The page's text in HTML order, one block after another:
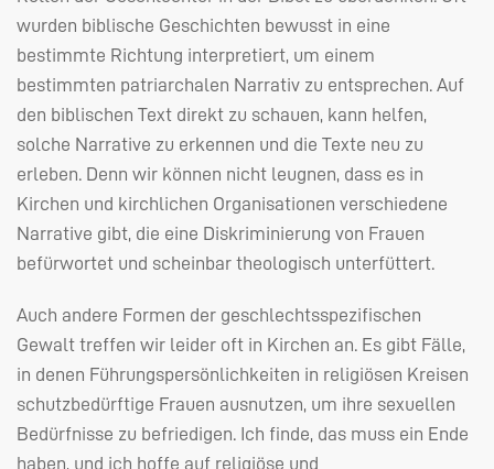
wurden biblische Geschichten bewusst in eine
bestimmte Richtung interpretiert, um einem
bestimmten patriarchalen Narrativ zu entsprechen. Auf
den biblischen Text direkt zu schauen, kann helfen,
solche Narrative zu erkennen und die Texte neu zu
erleben. Denn wir können nicht leugnen, dass es in
Kirchen und kirchlichen Organisationen verschiedene
Narrative gibt, die eine Diskriminierung von Frauen
befürwortet und scheinbar theologisch unterfüttert.
Auch andere Formen der geschlechtsspezifischen
Gewalt treffen wir leider oft in Kirchen an. Es gibt Fälle,
in denen Führungspersönlichkeiten in religiösen Kreisen
schutzbedürftige Frauen ausnutzen, um ihre sexuellen
Bedürfnisse zu befriedigen. Ich finde, das muss ein Ende
haben, und ich hoffe auf religiöse und